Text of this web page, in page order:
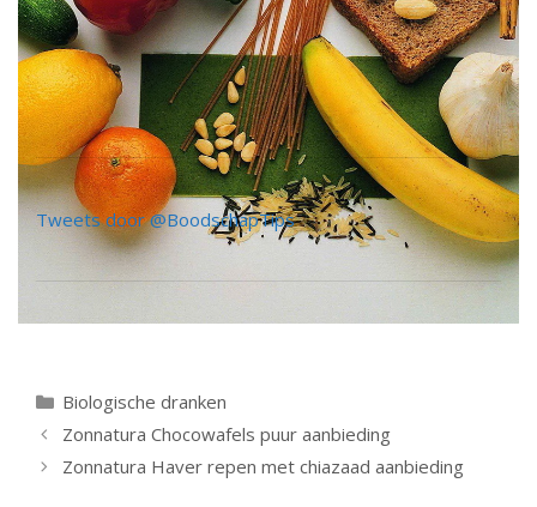
Tweets door @BoodschapTips
Categorieën
Biologische dranken
Berichtnavigatie
Zonnatura Chocowafels puur aanbieding
Zonnatura Haver repen met chiazaad aanbieding